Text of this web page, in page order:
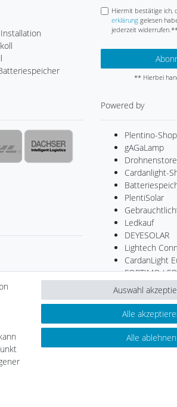
Hiermit bestätige ich,
erklärunggelesen
jederzeit
** Hierbei
Powered by
Plentino-Shop
gAGaLamp
Cardanlight-
PlentiSolar
Ledkauf
DEYESOLAR
Lightech
CardanLight
FORTIMO
LED-
MeinUSB
Vertrag widerrufen Kontakt
Alle
Alle ablehnen
Auswahl